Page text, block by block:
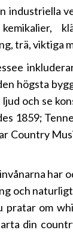
industriella
trä, viktiga
högsta
och se
1859;
Country
har
och
pratar om
din